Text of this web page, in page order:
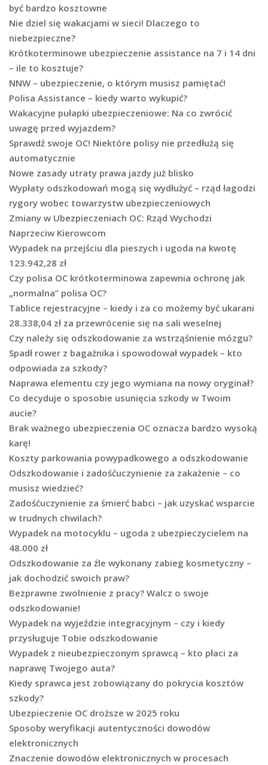
być bardzo kosztowne
Nie dziel się wakacjami w sieci! Dlaczego to
niebezpieczne?
Krótkoterminowe ubezpieczenie assistance na 7 i 14 dni
– ile to kosztuje?
NNW – ubezpieczenie, o którym musisz pamiętać!
Polisa Assistance – kiedy warto wykupić?
Wakacyjne pułapki ubezpieczeniowe: Na co zwrócić
uwagę przed wyjazdem?
Sprawdź swoje OC! Niektóre polisy nie przedłużą się
automatycznie
Nowe zasady utraty prawa jazdy już blisko
Wypłaty odszkodowań mogą się wydłużyć – rząd łagodzi
rygory wobec towarzystw ubezpieczeniowych
Zmiany w Ubezpieczeniach OC: Rząd Wychodzi
Naprzeciw Kierowcom
Wypadek na przejściu dla pieszych i ugoda na kwotę
123.942,28 zł
Czy polisa OC krótkoterminowa zapewnia ochronę jak
„normalna” polisa OC?
Tablice rejestracyjne – kiedy i za co możemy być ukarani
28.338,04 zł za przewrócenie się na sali weselnej
Czy należy się odszkodowanie za wstrząśnienie mózgu?
Spadł rower z bagażnika i spowodował wypadek – kto
odpowiada za szkody?
Naprawa elementu czy jego wymiana na nowy oryginał?
Co decyduje o sposobie usunięcia szkody w Twoim
aucie?
Brak ważnego ubezpieczenia OC oznacza bardzo wysoką
karę!
Koszty parkowania powypadkowego a odszkodowanie
Odszkodowanie i zadośćuczynienie za zakażenie – co
musisz wiedzieć?
Zadośćuczynienie za śmierć babci – jak uzyskać wsparcie
w trudnych chwilach?
Wypadek na motocyklu – ugoda z ubezpieczycielem na
48.000 zł
Odszkodowanie za źle wykonany zabieg kosmetyczny –
jak dochodzić swoich praw?
Bezprawne zwolnienie z pracy? Walcz o swoje
odszkodowanie!
Wypadek na wyjeździe integracyjnym – czy i kiedy
przysługuje Tobie odszkodowanie
Wypadek z nieubezpieczonym sprawcą – kto płaci za
naprawę Twojego auta?
Kiedy sprawca jest zobowiązany do pokrycia kosztów
szkody?
Ubezpieczenie OC droższe w 2025 roku
Sposoby weryfikacji autentyczności dowodów
elektronicznych
Znaczenie dowodów elektronicznych w procesach